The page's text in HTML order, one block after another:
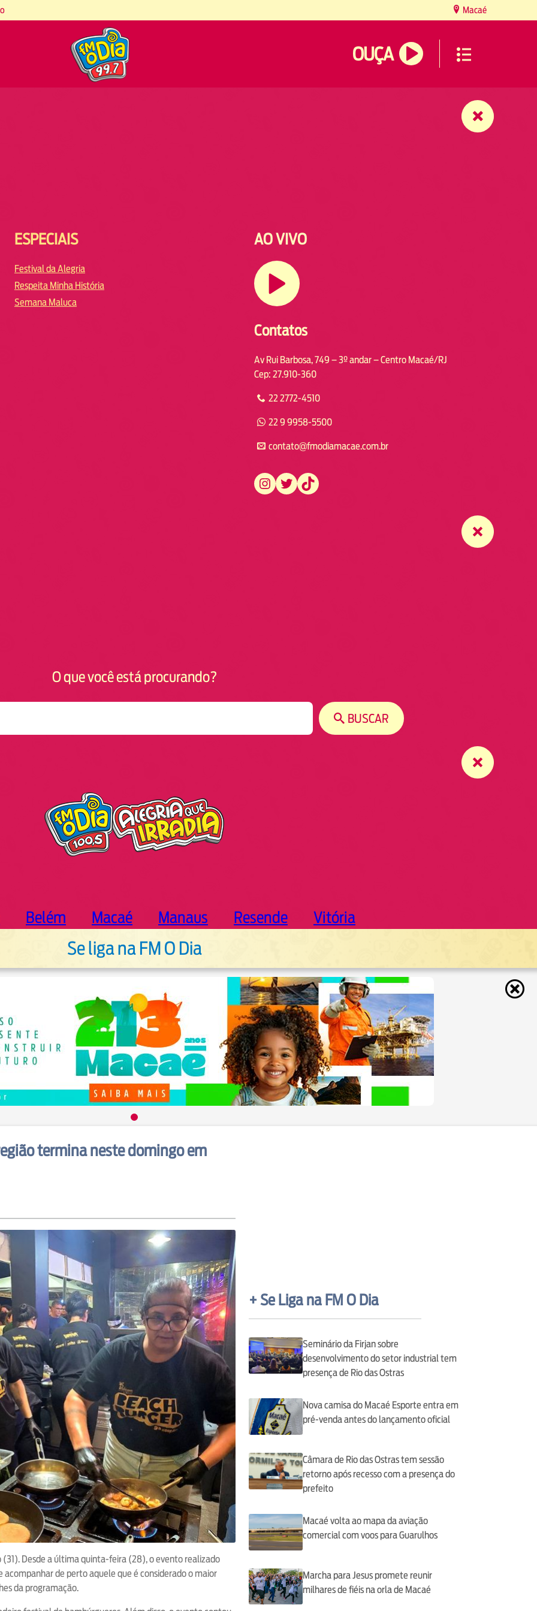
Macaé
OUÇA
ESPECIAIS
Festival da Alegria
Respeita Minha História
Semana Maluca
AO VIVO
Contatos
Av Rui Barbosa, 749 – 3º andar – Centro Macaé/RJ
Cep: 27.910-360
22 2772-4510
22 9 9958-5500
contato@fmodiamacae.com.br
https://www.instagram.com/fmodia.macae/ https://twitter.com/fmodia.macae/ https://www.tiktok.com/@fmodia.macae
O que você está procurando?
BUSCAR
Belém Macaé Manaus Resende Vitória
Se liga na FM O Dia
termina neste domingo em
Desde a última quinta-feira (28), o evento realizado
de perto aquele que é considerado o maior
da programação.
+ Se Liga na FM O Dia
Seminário da Firjan sobre
desenvolvimento do setor industrial tem
presença de Rio das Ostras
Nova camisa do Macaé Esporte entra em
pré-venda antes do lançamento oficial
Câmara de Rio das Ostras tem sessão
retorno após recesso com a presença do
prefeito
Macaé volta ao mapa da aviação
comercial com voos para Guarulhos
Marcha para Jesus promete reunir
milhares de fiéis na orla de Macaé